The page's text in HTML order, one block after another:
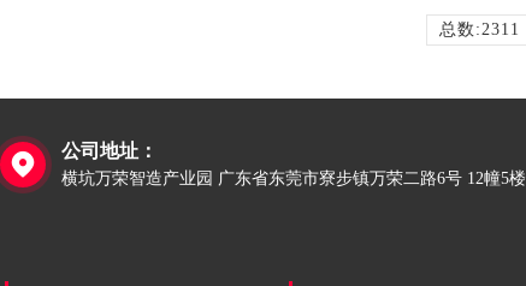
总数:2311

公司地址：
横坑万荣智造产业园 广东省东莞市寮步镇万荣二路6号 12幢5楼